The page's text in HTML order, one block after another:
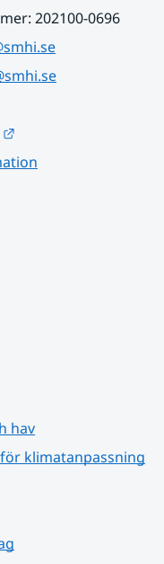
202100-0696
hav
klimatanpassning